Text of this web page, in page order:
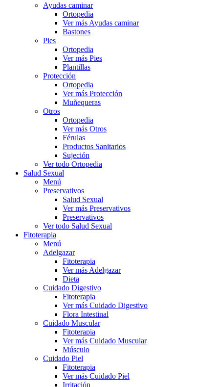
Ayudas caminar
Ortopedia
Ver más Ayudas caminar
Bastones
Pies
Ortopedia
Ver más Pies
Plantillas
Protección
Ortopedia
Ver más Protección
Muñequeras
Otros
Ortopedia
Ver más Otros
Férulas
Productos Sanitarios
Sujeción
Ver todo Ortopedia
Salud Sexual
Menú
Preservativos
Salud Sexual
Ver más Preservativos
Preservativos
Ver todo Salud Sexual
Fitoterapia
Menú
Adelgazar
Fitoterapia
Ver más Adelgazar
Dieta
Cuidado Digestivo
Fitoterapia
Ver más Cuidado Digestivo
Flora Intestinal
Cuidado Muscular
Fitoterapia
Ver más Cuidado Muscular
Músculo
Cuidado Piel
Fitoterapia
Ver más Cuidado Piel
Irritación